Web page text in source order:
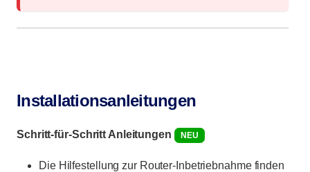
Installationsanleitungen
Schritt-für-Schritt Anleitungen NEU
Die Hilfestellung zur Router-Inbetriebnahme finden